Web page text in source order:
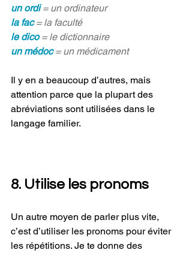
un ordi = un ordinateur
la fac = la faculté
le dico = le dictionnaire
un médoc = un médicament
Il y en a beaucoup d’autres, mais
attention parce que la plupart des
abréviations sont utilisées dans le
langage familier.
8. Utilise les pronoms
Un autre moyen de parler plus vite,
c’est d’utiliser les pronoms pour éviter
les répétitions. Je te donne des